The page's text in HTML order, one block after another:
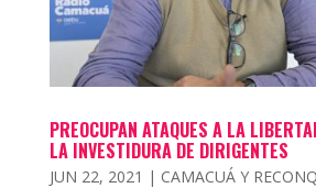
PREOCUPAN ATAQUES A LA
LA INVESTIDURA DE DIRIGENTES
JUN 22, 2021 | CAMACUÁ Y